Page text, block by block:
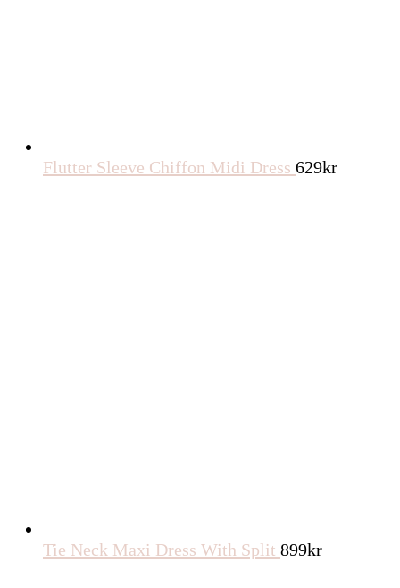
Flutter Sleeve Chiffon Midi Dress 629kr
Tie Neck Maxi Dress With Split 899kr